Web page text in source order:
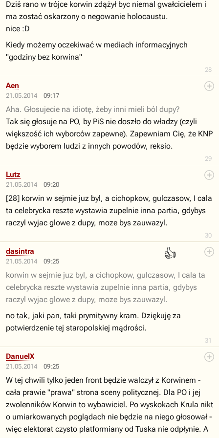
28
Dziś rano w trójce korwin zdążył byc niemal gwałcicielem i
ma zostać oskarzony o negowanie holocaustu.
nice :D
Kiedy możemy oczekiwać w mediach informacyjnych
"godziny bez korwina"
21.05.2014 09:17
29
Aen
Aha. Głosujecie na idiotę, żeby inni mieli ból dupy?
Tak się głosuje na PO, by PiS nie doszło do władzy (czyli
większość ich wyborców zapewne). Zapewniam Cię, że KNP
będzie wyborem ludzi z innych powodów, reksio.
21.05.2014 09:20
30
Lutz
[28] korwin w sejmie juz byl, a cichopkow, gulczasow, I cala
ta celebrycka reszte wystawia zupelnie inna partia, gdybys
raczyl wyjac glowe z dupy, moze bys zauwazyl.
21.05.2014 09:25
👍
31
dasintra
korwin w sejmie juz byl, a cichopkow, gulczasow, I cala ta
celebrycka reszte wystawia zupelnie inna partia, gdybys
raczyl wyjac glowe z dupy, moze bys zauwazyl.
no tak, jaki pan, taki prymitywny kram. Dziękuję za
potwierdzenie tej staropolskiej mądrości.
21.05.2014 09:25
DanuelX
W tej chwili tylko jeden front będzie walczył z Korwinem -
cała prawie "prawa" strona sceny politycznej. Dla PO i jej
zwolenników Korwin to wybawiciel. Po wyskokach Krula nikt
o umiarkowanych poglądach nie będzie na niego głosował -
więc elektorat czysto platformiany od Tuska nie odpłynie. A